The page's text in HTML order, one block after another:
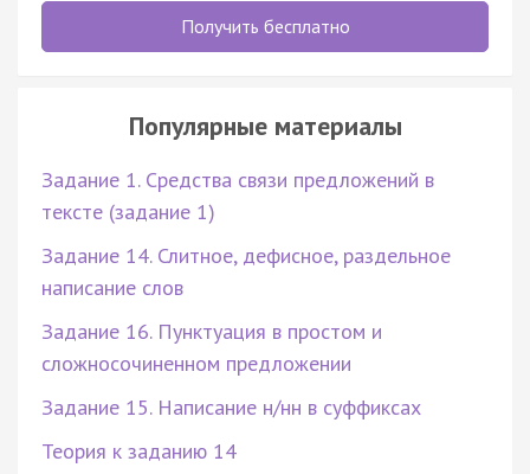
Получить бесплатно
Популярные материалы
Задание 1. Средства связи предложений в
тексте (задание 1)
Задание 14. Слитное, дефисное, раздельное
написание слов
Задание 16. Пунктуация в простом и
сложносочиненном предложении
Задание 15. Написание н/нн в суффиксах
Теория к заданию 14